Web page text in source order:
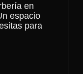
en
espacio
para